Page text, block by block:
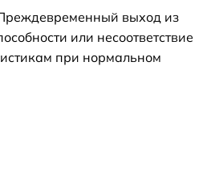
выход из
или несоответствие
при нормальном